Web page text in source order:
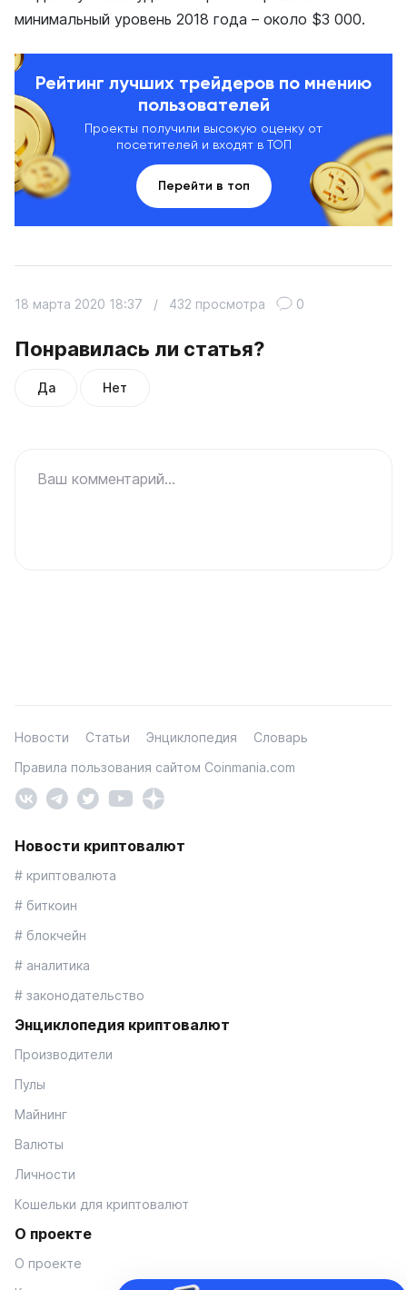
минимальный уровень 2018 года – около $3 000.
Рейтинг лучших трейдеров по мнению
пользователей
Проекты получили высокую оценку от
посетителей и входят в ТОП
Перейти в топ
Понравилась ли статья?
Да Нет
18 марта 2020 18:37 / 432 просмотра 0
Ваш комментарий...
Новости Статьи Энциклопедия
Словарь
Правила пользования сайтом Coinmania.com
Новости криптовалют
# криптовалюта
# биткоин
# блокчейн
# аналитика
# законодательство
Энциклопедия криптовалют
Производители
Пулы
Майнинг
Валюты
Личности
Кошельки для криптовалют
О проекте
О проекте